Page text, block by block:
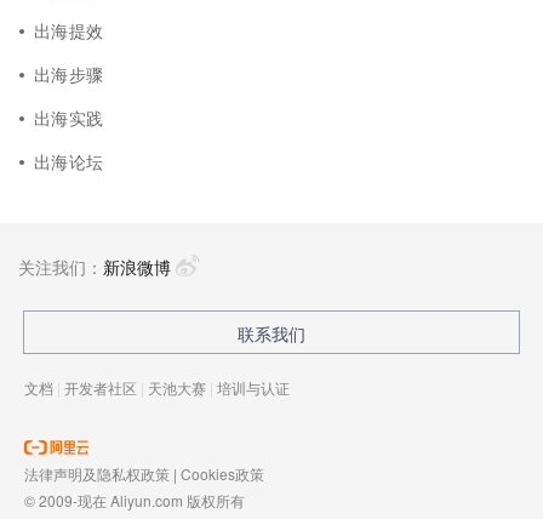
出海提效
出海步骤
出海实践
出海论坛
关注我们： 新浪微博
联系我们
文档 | 开发者社区 | 天池大赛 | 培训与认证
法律声明及隐私权政策 | Cookies政策
© 2009-现在 Aliyun.com 版权所有